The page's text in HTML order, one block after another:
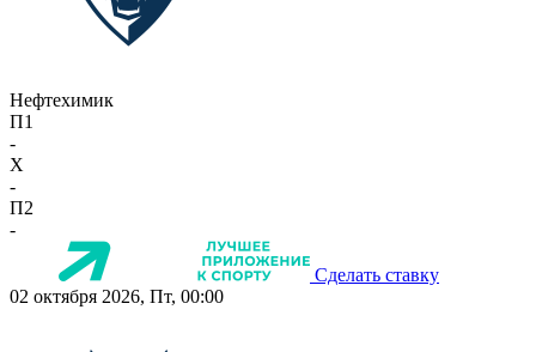
Нефтехимик
П1
-
X
-
П2
-
Сделать ставку
02 октября 2026, Пт, 00:00